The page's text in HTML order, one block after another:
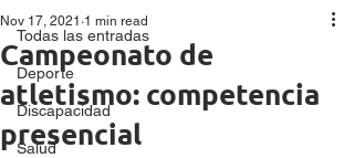
Todas las entradas
Deporte
Discapacidad
Salud
Campeonato de
atletismo: competencia
presencial
Nov 17, 2021 1 min read